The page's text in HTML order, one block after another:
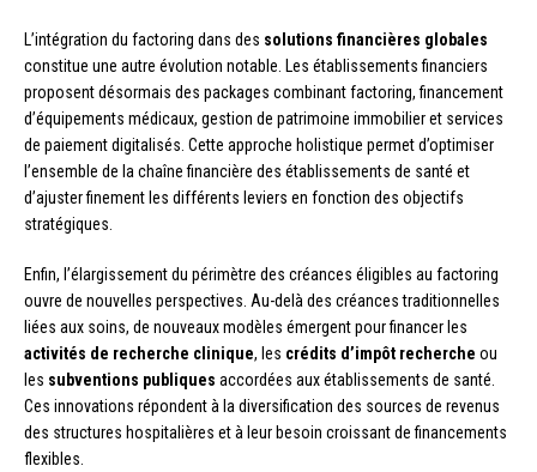
L’intégration du factoring dans des solutions financières globales
constitue une autre évolution notable. Les établissements financiers
proposent désormais des packages combinant factoring, financement
d’équipements médicaux, gestion de patrimoine immobilier et services
de paiement digitalisés. Cette approche holistique permet d’optimiser
l’ensemble de la chaîne financière des établissements de santé et
d’ajuster finement les différents leviers en fonction des objectifs
stratégiques.
Enfin, l’élargissement du périmètre des créances éligibles au factoring
ouvre de nouvelles perspectives. Au-delà des créances traditionnelles
liées aux soins, de nouveaux modèles émergent pour financer les
activités de recherche clinique, les crédits d’impôt recherche ou
les subventions publiques accordées aux établissements de santé.
Ces innovations répondent à la diversification des sources de revenus
des structures hospitalières et à leur besoin croissant de financements
flexibles.